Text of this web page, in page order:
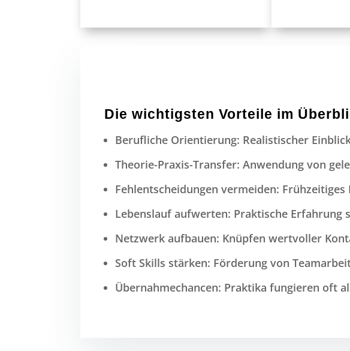
Die wichtigsten Vorteile im
Berufliche Orientierung: Realistischer
Theorie-Praxis-Transfer: Anwendung von
Fehlentscheidungen vermeiden:
Lebenslauf aufwerten: Praktische Erfahrung
Netzwerk aufbauen: Knüpfen wertvoller
Soft Skills stärken: Förderung von
Übernahmechancen: Praktika fungieren oft